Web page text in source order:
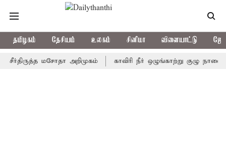
தமிழகம் தேசியம் உலகம் சினிமா விளையாட்டு
மசோதா அறிமுகம் காவிரி நீர் ஒழுங்காற்று குழு நாளை